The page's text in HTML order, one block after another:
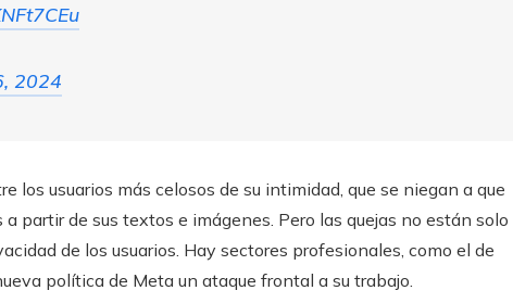
2024
los usuarios más celosos de su intimidad, que se niegan a que
partir de sus textos e imágenes. Pero las quejas no están solo
de los usuarios. Hay sectores profesionales, como el de
política de Meta un ataque frontal a su trabajo.